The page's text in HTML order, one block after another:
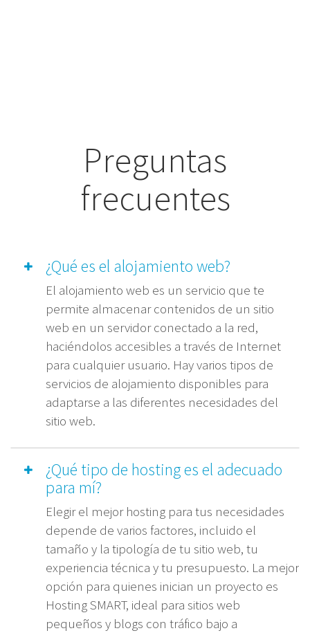
Preguntas
frecuentes
¿Qué es el alojamiento web?
El alojamiento web es un servicio que te
permite almacenar contenidos de un sitio
web en un servidor conectado a la red,
haciéndolos accesibles a través de Internet
para cualquier usuario. Hay varios tipos de
servicios de alojamiento disponibles para
adaptarse a las diferentes necesidades del
sitio web.
¿Qué tipo de hosting es el adecuado
para mí?
Elegir el mejor hosting para tus necesidades
depende de varios factores, incluido el
tamaño y la tipología de tu sitio web, tu
experiencia técnica y tu presupuesto. La mejor
opción para quienes inician un proyecto es
Hosting SMART, ideal para sitios web
pequeños y blogs con tráfico bajo a